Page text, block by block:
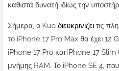
καθιστά δυνατή ιδίως την
Σήμερα, ο Kuo διευκρινίζει τις
το iPhone 17 Pro Max θα έχει 12
iPhone 17 Pro και iPhone 17
μνήμης RAM. Το iPhone SE 4, που